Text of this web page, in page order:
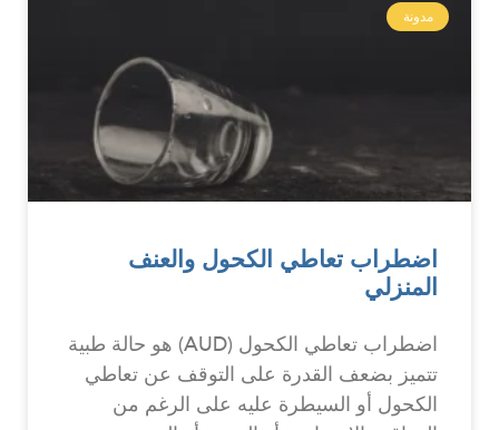
مدونة
اضطراب تعاطي الكحول والعنف
المنزلي
اضطراب تعاطي الكحول (AUD) هو حالة طبية
تتميز بضعف القدرة على التوقف عن تعاطي
الكحول أو السيطرة عليه على الرغم من